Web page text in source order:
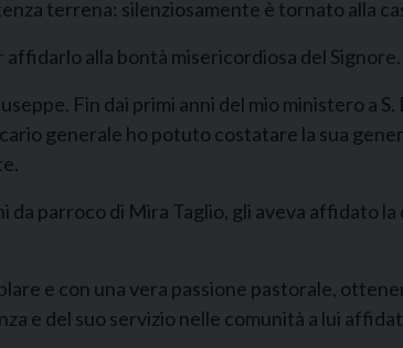
terrena: silenziosamente è tornato alla
alla bontà misericordiosa del Signore.
Fin dai primi anni del mio ministero a
generale ho potuto costatare la sua
parroco di Mira Taglio, gli aveva affidato
e con una vera passione pastorale,
e del suo servizio nelle comunità a lui